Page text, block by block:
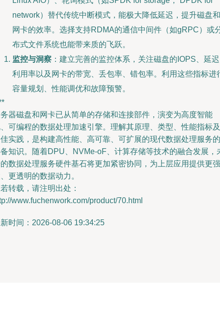
network）替代传统中断模式，能极大降低延迟，提升磁盘和
网卡的效率。选择支持RDMA的通信中间件（如gRPC）或
布式文件系统也能带来质的飞跃。
监控与洞察 ：建立完善的监控体系，关注磁盘的IOPS、延
利用率以及网卡的带宽、丢包率、错包率。利用这些指标进
容量规划、性能调优和故障预警。
器磁盘和网卡已从简单的存储和连接部件，演变为高度智能
可编程的数据处理加速引擎。理解其原理、类型、性能指标及
实践，是构建高性能、高可靠、可扩展的现代数据处理服务的
知识。随着DPU、NVMe-oF、计算存储等技术的融合发展，
数据处理服务硬件基石将更加紧密协同，为上层应用提供更强
更透明的数据动力。
转载，请注明出处：
www.fuchenwork.com/product/70.html
时间：2026-08-06 19:34:25